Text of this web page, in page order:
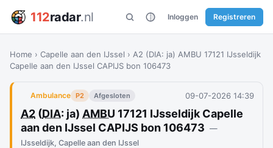
112radar.nl Inloggen Registreren
Home › Capelle aan den IJssel › A2 (DIA: ja) AMBU 17121 IJsseldijk
Capelle aan den IJssel CAPIJS bon 106473
Ambulance P2 Afgesloten 09-07-2026 14:39
A2 (DIA: ja) AMBU 17121 IJsseldijk Capelle
aan den IJssel CAPIJS bon 106473 —
IJsseldijk, Capelle aan den IJssel